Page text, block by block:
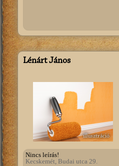
Lénárt János
illusztráció
Nincs leírás!
Kecskemét, Budai utca 29.